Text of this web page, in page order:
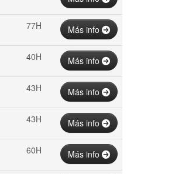
77H Más info
40H Más info
43H Más info
43H Más info
60H Más info